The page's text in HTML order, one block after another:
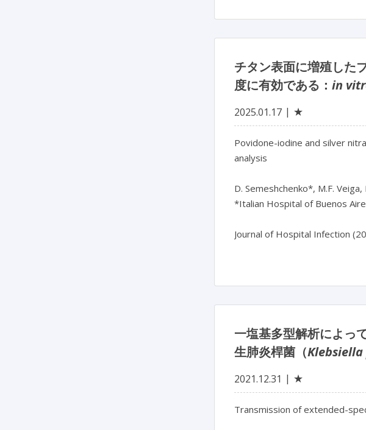
チタン表面に増殖した
度に有効である： in
2025.01.17 ★
Povidone-iodine and silver
analysis
D. Semeshchenko*, M.F.
*Italian Hospital of Buenos
一塩基多型解析によっ
生肺炎桿菌（
2021.12.31 ★
Transmission of extended-